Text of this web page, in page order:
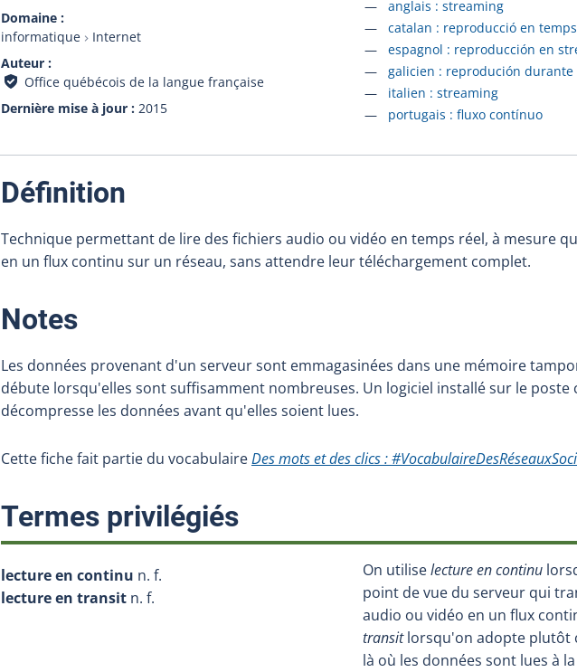
Domaine
informatique
Internet
Auteur
Office québécois de la langue française
Dernière mise à jour
2015
Accéder à la fiche en
anglais : streaming
Accéder à la fiche en
catalan : reproducció en
Accéder à la fiche en
espagnol : reproducción en
Accéder à la fiche en
galicien : reprodución durante
Accéder à la fiche en
italien : streaming
Accéder à la fiche en
portugais : fluxo contínuo
Définition
Technique permettant de lire des fichiers audio ou vidéo en temps réel, à mesure
en un flux continu sur un réseau, sans attendre leur téléchargement complet.
Notes:
Les données provenant d'un serveur sont emmagasinées dans une mémoire
débute lorsqu'elles sont suffisamment nombreuses. Un logiciel installé sur le poste
décompresse les données avant qu'elles soient lues.
Cette fiche fait partie du vocabulaireDes mots et des clics :
Termes privilégiés:
lecture en continu n. f.
lecture en transit n. f.
On utiliselecture en continu
point de vue du serveur qui
audio ou vidéo en un flux
transitlorsqu'on adopte plutôt
là où les données sont lues à